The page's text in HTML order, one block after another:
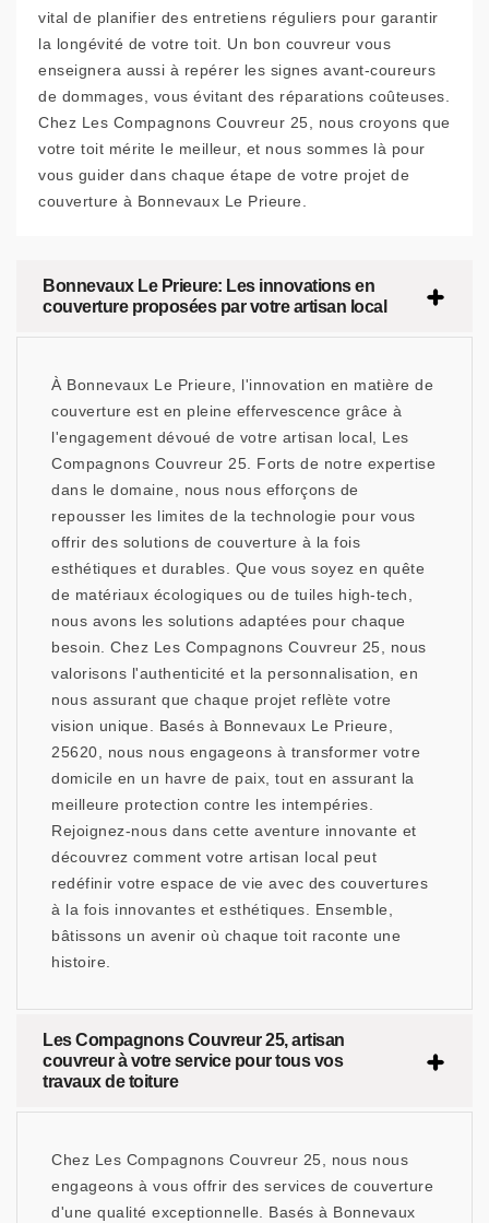
vital de planifier des entretiens réguliers pour garantir
la longévité de votre toit. Un bon couvreur vous
enseignera aussi à repérer les signes avant-coureurs
de dommages, vous évitant des réparations coûteuses.
Chez Les Compagnons Couvreur 25, nous croyons que
votre toit mérite le meilleur, et nous sommes là pour
vous guider dans chaque étape de votre projet de
couverture à Bonnevaux Le Prieure.
Bonnevaux Le Prieure: Les innovations en
couverture proposées par votre artisan local
À Bonnevaux Le Prieure, l'innovation en matière de
couverture est en pleine effervescence grâce à
l'engagement dévoué de votre artisan local, Les
Compagnons Couvreur 25. Forts de notre expertise
dans le domaine, nous nous efforçons de
repousser les limites de la technologie pour vous
offrir des solutions de couverture à la fois
esthétiques et durables. Que vous soyez en quête
de matériaux écologiques ou de tuiles high-tech,
nous avons les solutions adaptées pour chaque
besoin. Chez Les Compagnons Couvreur 25, nous
valorisons l'authenticité et la personnalisation, en
nous assurant que chaque projet reflète votre
vision unique. Basés à Bonnevaux Le Prieure,
25620, nous nous engageons à transformer votre
domicile en un havre de paix, tout en assurant la
meilleure protection contre les intempéries.
Rejoignez-nous dans cette aventure innovante et
découvrez comment votre artisan local peut
redéfinir votre espace de vie avec des couvertures
à la fois innovantes et esthétiques. Ensemble,
bâtissons un avenir où chaque toit raconte une
histoire.
Les Compagnons Couvreur 25, artisan
couvreur à votre service pour tous vos
travaux de toiture
Chez Les Compagnons Couvreur 25, nous nous
engageons à vous offrir des services de couverture
d'une qualité exceptionnelle. Basés à Bonnevaux